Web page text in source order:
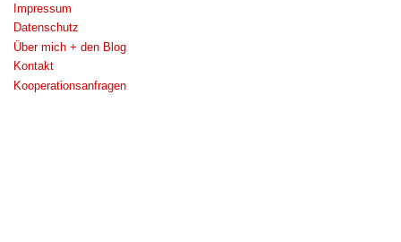
Impressum
Datenschutz
Über mich + den Blog
Kontakt
Kooperationsanfragen